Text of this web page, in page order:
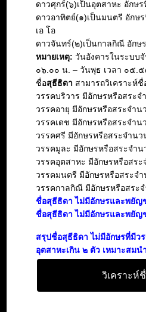
ดาวศุกร์(๖)เป็นอุตสาหะ อักษ
ดาวอาทิตย์(๑)เป็นมนตรี อักษ
เอ โอ
ดาวจันทร์(๒)เป็นกาลกิณี อัก
หมายเหตุ: วันอังคารในระบบ
๐๖.๐๐ น. – วันพุธ เวลา ๐๕.๕
ชื่อสุธีธิดา สามารถวิเคราะห์
วรรคบริวาร มีอักษรหรือสระจ
วรรคอายุ มีอักษรหรือสระจำน
วรรคเดช มีอักษรหรือสระจำ
วรรคศรี มีอักษรหรือสระจำนว
วรรคมูละ มีอักษรหรือสระจำน
วรรคอุตสาหะ มีอักษรหรือสร
วรรคมนตรี มีอักษรหรือสระจ
วรรคกาลกิณี มีอักษรหรือสระ
ชื่อสุธีธิดา ไม่มีอักษรและพยั
ชื่อสุธีธิดา ไม่มีอักษรและพยัญ
สรุปชื่อสุธีธิดา ไม่มีอักษรที่มีว
อุตสาหะเกิน ๒ ตัว เหมาะสม
วิเคราะห์